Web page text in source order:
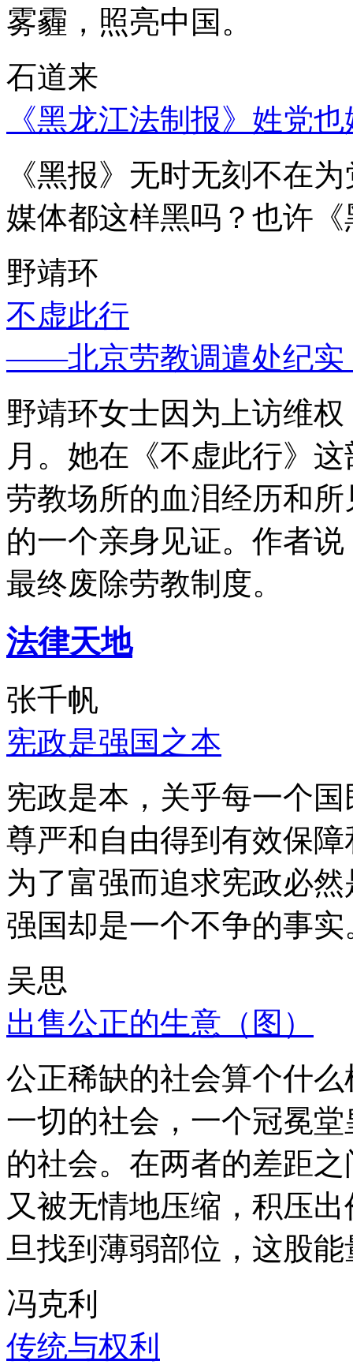
雾霾，照亮中国。
石道来
《黑龙江法制报》姓党
《黑报》无时无刻不在
媒体都这样黑吗？也许
野靖环
不虚此行
——北京劳教调遣处纪实
野靖环女士因为上访维
月。她在《不虚此行》
劳教场所的血泪经历和
的一个亲身见证。作者
最终废除劳教制度。
法律天地
张千帆
宪政是强国之本
宪政是本，关乎每一个
尊严和自由得到有效保
为了富强而追求宪政必
强国却是一个不争的事实
吴思
出售公正的生意（图）
公正稀缺的社会算个什
一切的社会，一个冠冕
的社会。在两者的差距
又被无情地压缩，积压
旦找到薄弱部位，这股
冯克利
传统与权利